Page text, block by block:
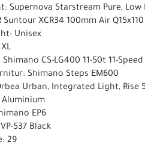
Supernova Starstream Pure, Low
Suntour XCR34 100mm Air Q15x110
Unisex
CS-LG400 11-50t 11-Speed
Shimano Steps EM600
Urban, Integrated Light, Rise
EP6
537 Black
29